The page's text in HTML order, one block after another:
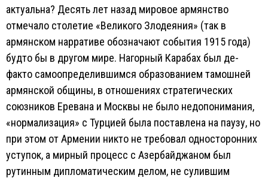
актуальна? Десять лет назад мировое армянство
отмечало столетие «Великого Злодеяния» (так в
армянском нарративе обозначают события 1915 года)
будто бы в другом мире. Нагорный Карабах был де-
факто самоопределившимся образованием тамошней
армянской общины, в отношениях стратегических
союзников Еревана и Москвы не было недопонимания,
«нормализация» с Турцией была поставлена на паузу, но
при этом от Армении никто не требовал односторонних
уступок, а мирный процесс с Азербайджаном был
рутинным дипломатическим делом, не сулившим